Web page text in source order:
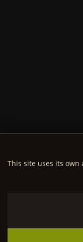
This site uses its